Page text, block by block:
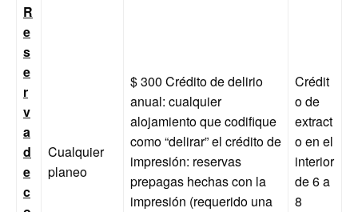
R
e
s
e
r
v
a
d
e
c
Cualquier
planeo
$ 300 Crédito de delirio
anual: cualquier
alojamiento que codifique
como “delirar” el crédito de
impresión: reservas
prepagas hechas con la
impresión (requerido una
Crédit
o de
extract
o en el
interior
de 6 a
8